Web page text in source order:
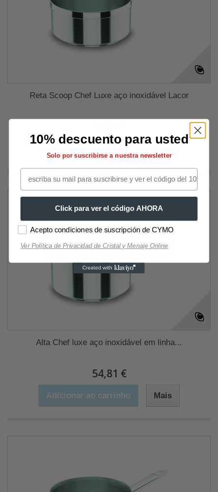
Reta Scoop Chef Luxe aço inoxidável Lacor
Adicionar ao carrinho
Alta Chef luxe aço inoxidável em linha...
54,81 €
Adicionar ao carrinho Mais
10% descuento para usted
Solo por suscribirse a nuestra newsletter
Click para ver el código AHORA
Acepto condiciones de suscripción de CYMO
Ver Política de Privacidad de Cristal y Menaje Online